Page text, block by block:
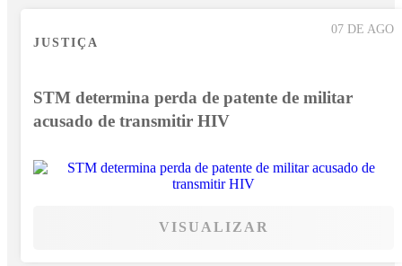
07 DE AGO
JUSTIÇA
STM determina perda de patente de militar
acusado de transmitir HIV
VISUALIZAR